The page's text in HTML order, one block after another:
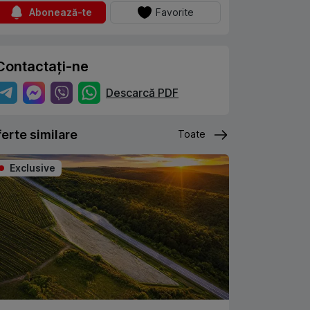
Abonează-te Favorite
ne
Descarcă PDF
similare Toate
Exclusive